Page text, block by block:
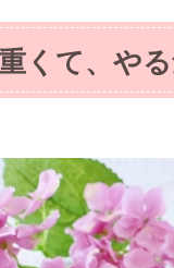
くて、や